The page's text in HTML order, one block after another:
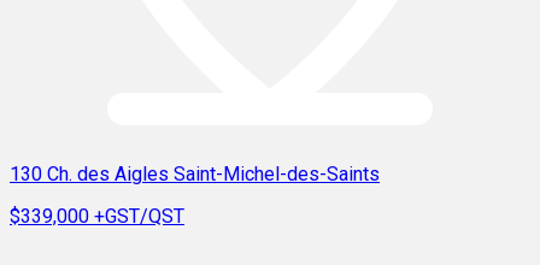
130 Ch. des Aigles Saint-Michel-des-Saints
$339,000 +GST/QST